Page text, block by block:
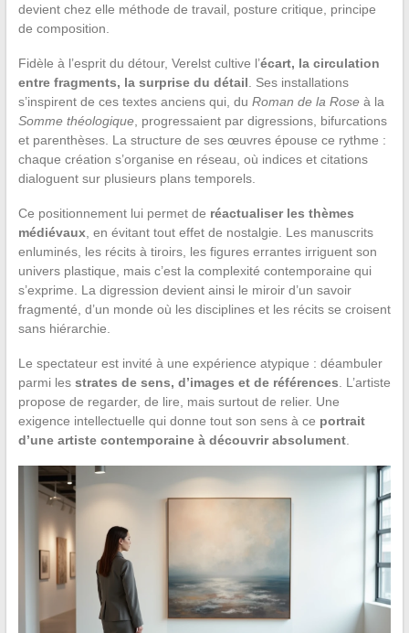
devient chez elle méthode de travail, posture critique, principe
de composition.
Fidèle à l’esprit du détour, Verelst cultive l’écart, la circulation
entre fragments, la surprise du détail . Ses installations
s’inspirent de ces textes anciens qui, du Roman de la Roseà la
Somme théologique, progressaient par digressions, bifurcations
et parenthèses. La structure de ses œuvres épouse ce rythme :
chaque création s’organise en réseau, où indices et citations
dialoguent sur plusieurs plans temporels.
Ce positionnement lui permet de réactualiser les thèmes
médiévaux, en évitant tout effet de nostalgie. Les manuscrits
enluminés, les récits à tiroirs, les figures errantes irriguent son
univers plastique, mais c’est la complexité contemporaine qui
s’exprime. La digression devient ainsi le miroir d’un savoir
fragmenté, d’un monde où les disciplines et les récits se croisent
sans hiérarchie.
Le spectateur est invité à une expérience atypique : déambuler
parmi les strates de sens, d’images et de références . L’artiste
propose de regarder, de lire, mais surtout de relier. Une
exigence intellectuelle qui donne tout son sens à ce portrait
d’une artiste contemporaine à découvrir absolument.